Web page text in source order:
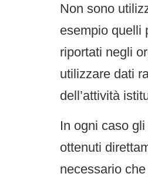
Non sono
esempio quelli
riportati negli
utilizzare dati
dell’attività
In ogni caso
ottenuti
necessario